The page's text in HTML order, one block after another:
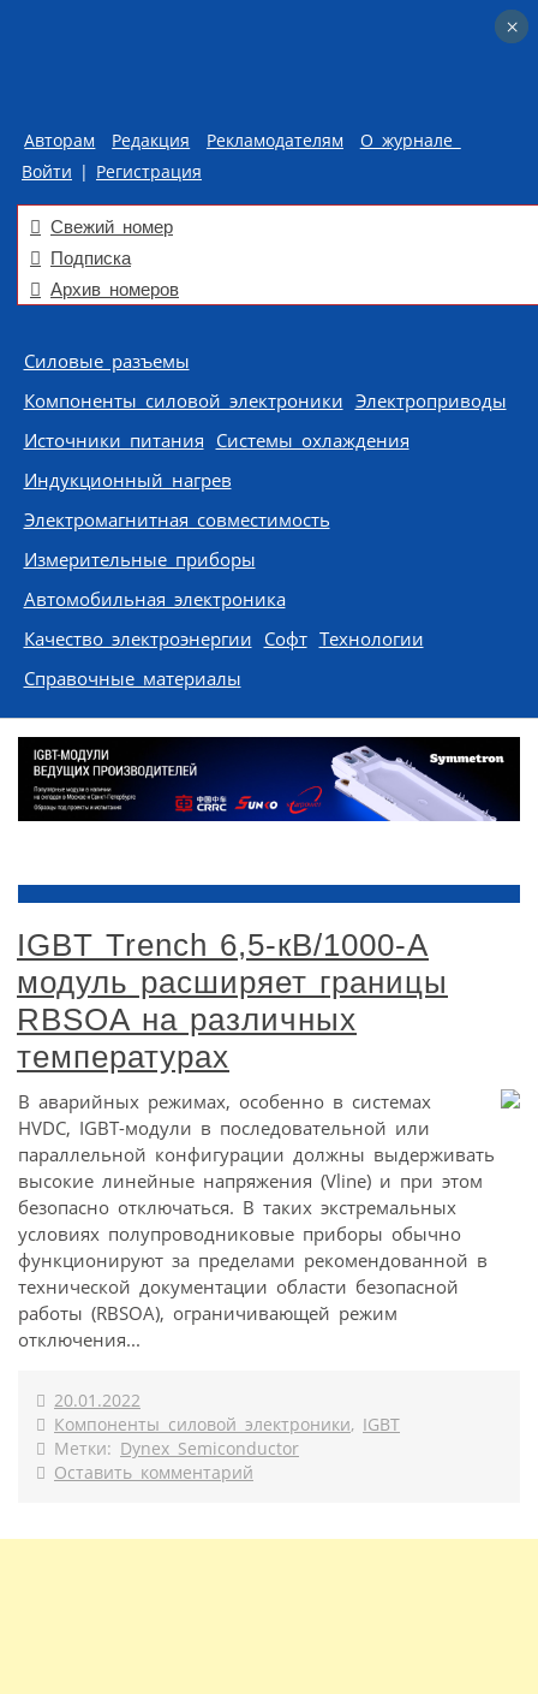
Авторам Редакция Рекламодателям
О журнале
Войти | Регистрация
Свежий номер
Подписка
Архив номеров
Skip to content
Силовые разъемы
Компоненты силовой электроники Электроприводы
Источники питания Системы охлаждения
Индукционный нагрев
Электромагнитная совместимость
Измерительные приборы
Автомобильная электроника
Качество электроэнергии Софт Технологии
Справочные материалы
IGBT Trench 6,5-кВ/1000-A
модуль расширяет границы
RBSOA на различных
температурах
В аварийных режимах, особенно в системах
HVDC, IGBT-модули в последовательной или
параллельной конфигурации должны выдерживать
высокие линейные напряжения (Vline) и при этом
безопасно отключаться. В таких экстремальных
условиях полупроводниковые приборы обычно
функционируют за пределами рекомендованной в
технической документации области безопасной
работы (RBSOA), ограничивающей режим
отключения...
20.01.2022
Компоненты силовой электроники, IGBT
Метки: Dynex Semiconductor
Оставить комментарий
×
×